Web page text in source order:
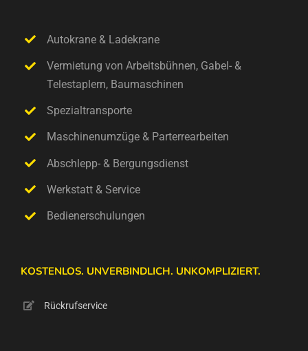
Autokrane & Ladekrane
Vermietung von Arbeitsbühnen, Gabel- &
Telestaplern, Baumaschinen
Spezialtransporte
Maschinenumzüge & Parterrearbeiten
Abschlepp- & Bergungsdienst
Werkstatt & Service
Bedienerschulungen
KOSTENLOS. UNVERBINDLICH. UNKOMPLIZIERT.
Rückrufservice